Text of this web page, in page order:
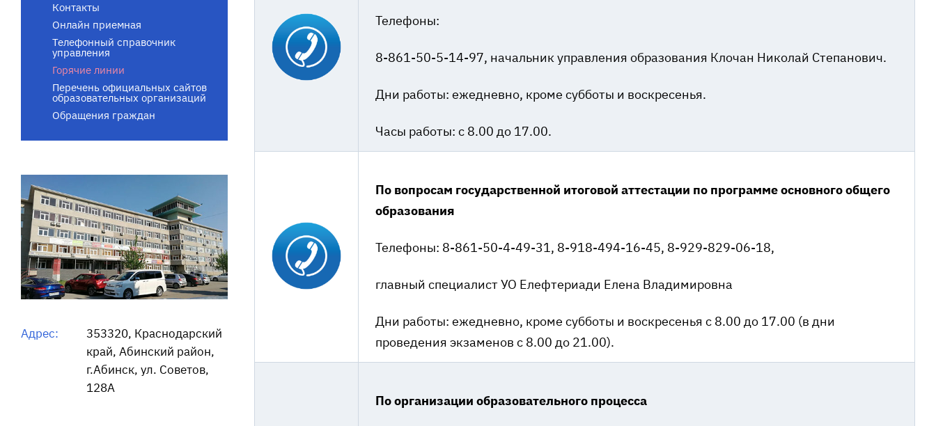
Контакты
Онлайн приемная
Телефонный справочник
управления
Горячие линии
Перечень официальных сайтов
образовательных организаций
Обращения граждан
Адрес:
353320, Краснодарский
край, Абинский район,
г.Абинск, ул. Советов,
128А
Телефоны:
8-861-50-5-14-97, начальник управления образования Клочан Николай Степанович.
Дни работы: ежедневно, кроме субботы и воскресенья.
Часы работы: с 8.00 до 17.00.
По вопросам государственной итоговой аттестации по программе основного общего
образования
Телефоны: 8-861-50-4-49-31, 8-918-494-16-45, 8-929-829-06-18,
главный специалист УО Елефтериади Елена Владимировна
Дни работы: ежедневно, кроме субботы и воскресенья с 8.00 до 17.00 (в дни
проведения экзаменов с 8.00 до 21.00).
По организации образовательного процесса